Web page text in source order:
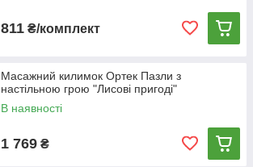
811 ₴/комплект
Масажний килимок Ортек Пазли з
настільною грою "Лисові пригоді"
В наявності
1 769 ₴